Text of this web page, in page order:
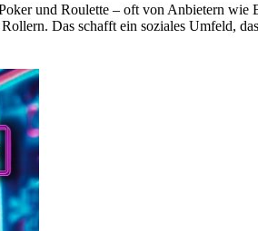
und Roulette – oft von Anbietern
Das schafft ein soziales Umfeld,